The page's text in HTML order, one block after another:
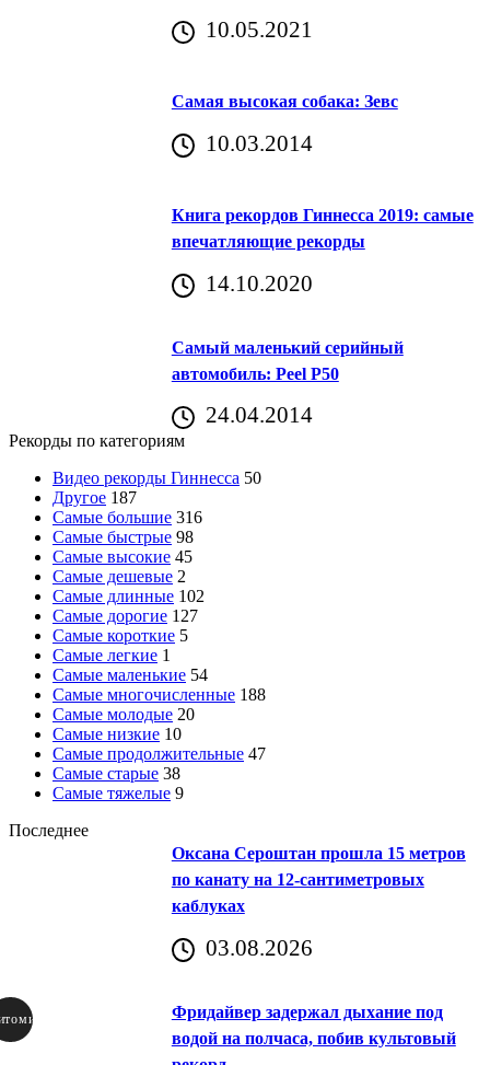
10.05.2021
Самая высокая собака: Зевс
10.03.2014
Книга рекордов Гиннесса 2019: самые
впечатляющие рекорды
14.10.2020
Самый маленький серийный
автомобиль: Peel P50
24.04.2014
Рекорды по категориям
Видео рекорды Гиннесса 50
Другое 187
Самые большие 316
Самые быстрые 98
Самые высокие 45
Самые дешевые 2
Самые длинные 102
Самые дорогие 127
Самые короткие 5
Самые легкие 1
Самые маленькие 54
Самые многочисленные 188
Самые молодые 20
Самые низкие 10
Самые продолжительные 47
Самые старые 38
Самые тяжелые 9
Последнее
Оксана Сероштан прошла 15 метров
по канату на 12-сантиметровых
каблуках
03.08.2026
Фридайвер задержал дыхание под
водой на полчаса, побив культовый